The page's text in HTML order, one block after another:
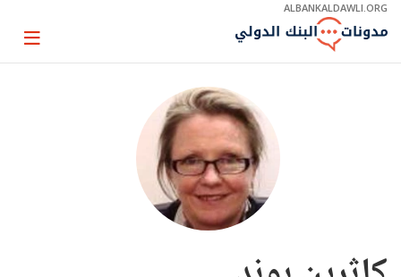
Skip
Main
ALBANKALDAWLI.ORG
Page